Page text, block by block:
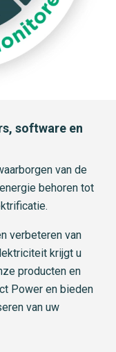
software en
van de
behoren tot
verbeteren van
krijgt u
producten en
Power en bieden
van uw